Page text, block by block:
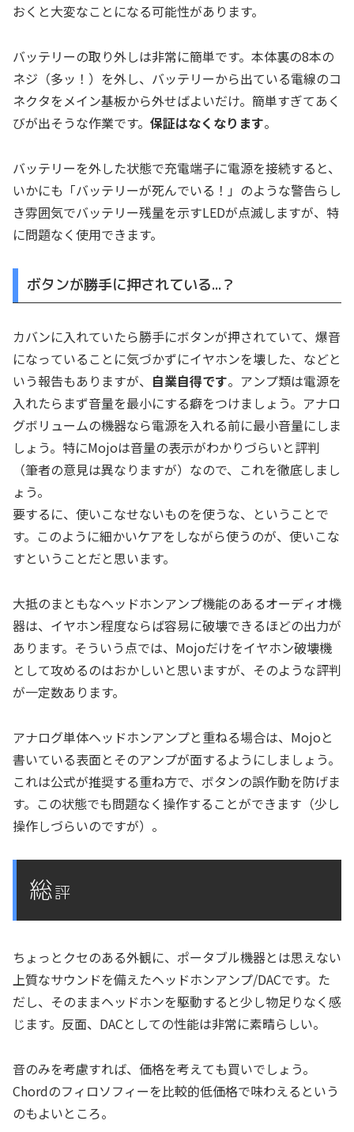
おくと大変なことになる可能性があります。
バッテリーの取り外しは非常に簡単です。本体裏の8本の
ネジ（多ッ！）を外し、バッテリーから出ている電線のコ
ネクタをメイン基板から外せばよいだけ。簡単すぎてあく
びが出そうな作業です。 保証はなくなります。
バッテリーを外した状態で充電端子に電源を接続すると、
いかにも「バッテリーが死んでいる！」のような警告らし
き雰囲気でバッテリー残量を示すLEDが点滅しますが、特
に問題なく使用できます。
ボタンが勝手に押されている…？
カバンに入れていたら勝手にボタンが押されていて、爆音
になっていることに気づかずにイヤホンを壊した、などと
いう報告もありますが、 自業自得です。アンプ類は電源を
入れたらまず音量を最小にする癖をつけましょう。アナロ
グボリュームの機器なら電源を入れる前に最小音量にしま
しょう。特にMojoは音量の表示がわかりづらいと評判
（筆者の意見は異なりますが）なので、これを徹底しまし
ょう。
要するに、使いこなせないものを使うな、ということで
す。このように細かいケアをしながら使うのが、使いこな
すということだと思います。
大抵のまともなヘッドホンアンプ機能のあるオーディオ機
器は、イヤホン程度ならば容易に破壊できるほどの出力が
あります。そういう点では、Mojoだけをイヤホン破壊機
として攻めるのはおかしいと思いますが、そのような評判
が一定数あります。
アナログ単体ヘッドホンアンプと重ねる場合は、Mojoと
書いている表面とそのアンプが面するようにしましょう。
これは公式が推奨する重ね方で、ボタンの誤作動を防げま
す。この状態でも問題なく操作することができます（少し
操作しづらいのですが）。
総評
ちょっとクセのある外観に、ポータブル機器とは思えない
上質なサウンドを備えたヘッドホンアンプ/DACです。た
だし、そのままヘッドホンを駆動すると少し物足りなく感
じます。反面、DACとしての性能は非常に素晴らしい。
音のみを考慮すれば、価格を考えても買いでしょう。
Chordのフィロソフィーを比較的低価格で味わえるという
のもよいところ。